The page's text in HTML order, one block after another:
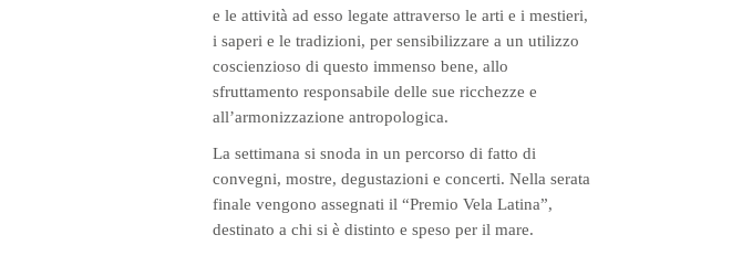
e le attività ad esso legate attraverso le arti e i mestieri,
i saperi e le tradizioni, per sensibilizzare a un utilizzo
coscienzioso di questo immenso bene, allo
sfruttamento responsabile delle sue ricchezze e
all’armonizzazione antropologica.
La settimana si snoda in un percorso di fatto di
convegni, mostre, degustazioni e concerti. Nella serata
finale vengono assegnati il “Premio Vela Latina”,
destinato a chi si è distinto e speso per il mare.